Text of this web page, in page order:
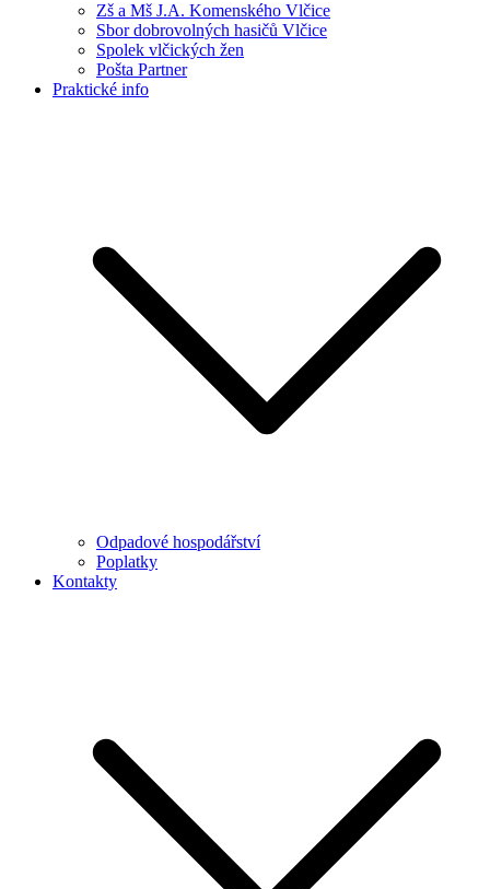
Zš a Mš J.A. Komenského Vlčice
Sbor dobrovolných hasičů Vlčice
Spolek vlčických žen
Pošta Partner
Praktické info
Odpadové hospodářství
Poplatky
Kontakty